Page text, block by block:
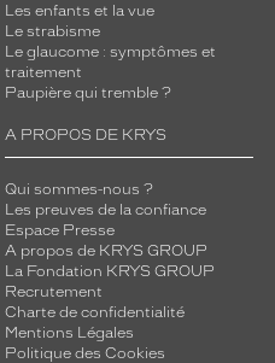
Les enfants et la vue
Le strabisme
Le glaucome : symptômes et
traitement
Paupière qui tremble ?
A PROPOS DE KRYS
Qui sommes-nous ?
Les preuves de la confiance
Espace Presse
A propos de KRYS GROUP
La Fondation KRYS GROUP
Recrutement
Charte de confidentialité
Mentions Légales
Politique des Cookies